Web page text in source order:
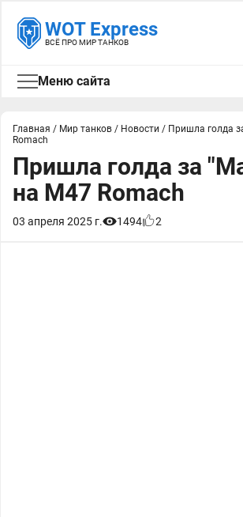
WOT Express
ВСЁ ПРО МИР ТАНКОВ
Меню сайта
Главная / Мир танков / Новости / Пришла голда
Romach
Пришла голда за
на M47 Romach
03 апреля 2025 г. 1494 2